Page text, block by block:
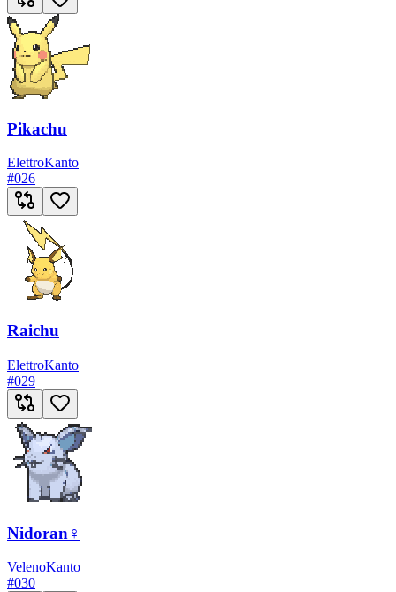
Pikachu
ElettroKanto
#026
Raichu
ElettroKanto
#029
Nidoran♀
VelenoKanto
#030